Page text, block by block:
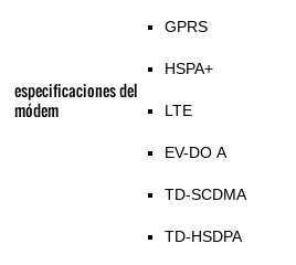
especificaciones del
módem
GPRS
HSPA+
LTE
EV-DO A
TD-SCDMA
TD-HSDPA